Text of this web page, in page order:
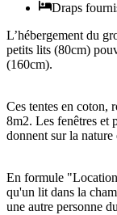
Draps
L’hébergement du
petits lits (80cm)
(160cm).
Ces tentes en coton,
8m2. Les fenêtres et
donnent sur la nature
En formule
qu'un lit dans la
une autre personne